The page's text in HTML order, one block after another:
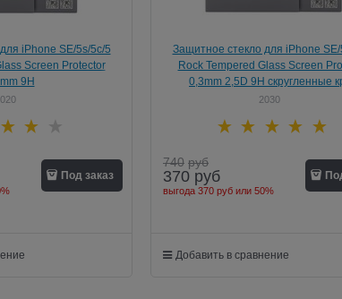
iPhone SE/5s/5с/5
Screen Protector
9H
Под заказ
Защитное стекло для iPhone SE/
Rock Tempered Glass Screen
0,3mm 2,5D 9H скругленные
2030
740 руб
370 руб
выгода 370 руб или 50%
Добавить в сравнение